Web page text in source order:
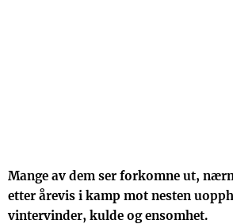
Mange av dem ser forkomne ut,
etter årevis i kamp mot nesten
vintervinder, kulde og ensomhet.